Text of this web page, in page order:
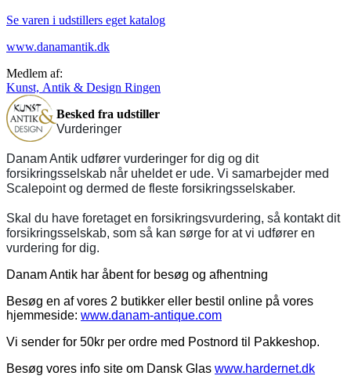
Se varen i udstillers eget katalog
www.danamantik.dk
Medlem af:
Kunst, Antik & Design Ringen
Besked fra udstiller
Vurderinger
Danam Antik udfører vurderinger for dig og dit
forsikringsselskab når uheldet er ude. Vi samarbejder med
Scalepoint og dermed de fleste forsikringsselskaber.
Skal du have foretaget en forsikringsvurdering, så kontakt dit
forsikringsselskab, som så kan sørge for at vi udfører en
vurdering for dig.
Danam Antik har åbent for besøg og afhentning
Besøg en af vores 2 butikker eller bestil online på vores
hjemmeside: www.danam-antique.com
Vi sender for 50kr per ordre med Postnord til Pakkeshop.
Besøg vores info site om Dansk Glas www.hardernet.dk